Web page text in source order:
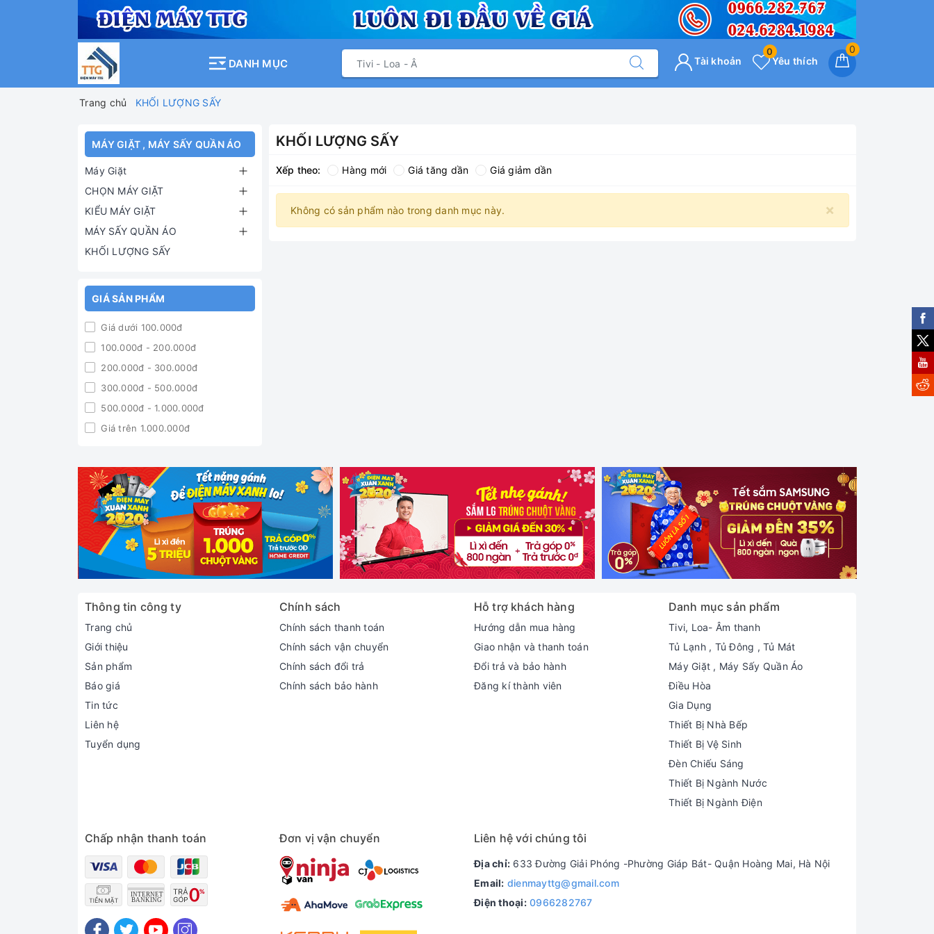
DANH MỤC
0
Yêu thích
0
Tài khoản
Trang chủ KHỐI LƯỢNG SẤY
MÁY GIẶT , MÁY SẤY QUẦN ÁO
Máy Giặt
CHỌN MÁY GIẶT
KIỂU MÁY GIẶT
MÁY SẤY QUẦN ÁO
KHỐI LƯỢNG SẤY
GIÁ SẢN PHẨM
Giá dưới 100.000đ
100.000đ - 200.000đ
200.000đ - 300.000đ
300.000đ - 500.000đ
500.000đ - 1.000.000đ
Giá trên 1.000.000đ
KHỐI LƯỢNG SẤY
Xếp theo: Hàng mới Giá tăng dần Giá giảm dần
×
Không có sản phẩm nào trong danh mục này.
Thông tin công ty
Trang chủ
Giới thiệu
Sản phẩm
Báo giá
Tin tức
Liên hệ
Tuyển dụng
Chính sách
Chính sách thanh toán
Chính sách vận chuyển
Chính sách đổi trả
Chính sách bảo hành
Hỗ trợ khách hàng
Hướng dẫn mua hàng
Giao nhận và thanh toán
Đổi trả và bảo hành
Đăng kí thành viên
Danh mục sản phẩm
Tivi, Loa- Âm thanh
Tủ Lạnh , Tủ Đông , Tủ Mát
Máy Giặt , Máy Sấy Quần Áo
Điều Hòa
Gia Dụng
Thiết Bị Nhà Bếp
Thiết Bị Vệ Sinh
Đèn Chiếu Sáng
Thiết Bị Ngành Nước
Thiết Bị Ngành Điện
Chấp nhận thanh toán Đơn vị vận chuyển Liên hệ với chúng tôi
Địa chỉ: 633 Đường Giải Phóng -Phường Giáp Bát- Quận Hoàng Mai, Hà Nội
Email: dienmayttg@gmail.com
Điện thoại: 0966282767